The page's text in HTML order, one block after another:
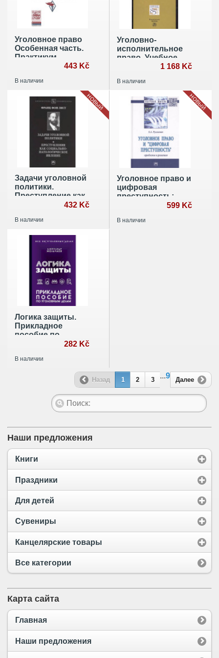
Уголовное право
Особенная часть.
Практикум
443 Kč
В наличии
Уголовно-
исполнительное
право. Учебное
1 168 Kč
В наличии
Задачи уголовной
политики.
Преступление как
явление
432 Kč
В наличии
НОВЫЙ
Уголовное право и
цифровая
преступность:
599 Kč
В наличии
НОВЫЙ
Логика защиты.
Прикладное
пособие по
уголовным делам
282 Kč
В наличии
Назад 1 2 3
...9
Далее
Наши предложения
Книги
Праздники
Для детей
Сувениры
Канцелярские товары
Все категории
Карта сайта
Главная
Наши предложения